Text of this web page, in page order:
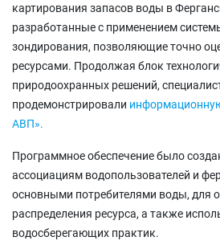
картирования запасов воды в
разработанные с применением
зондирования, позволяющие точно
ресурсами. Продолжая блок
природоохранных решений,
продемонстрировали
АВП».
Программное обеспечение было
ассоциациям водопользователей и
основными потребителями воды, для
распределения ресурса, а также
водосберегающих практик.